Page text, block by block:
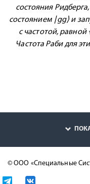
состояния
состоянием ∣gg⟩ и
с частотой, равной
Частота Раби для
© ООО «Специальные